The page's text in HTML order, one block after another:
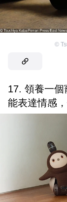
©
17. 領養一
能表達情感